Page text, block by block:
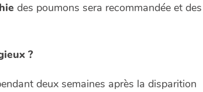
des poumons sera recommandée et des
?
deux semaines après la disparition